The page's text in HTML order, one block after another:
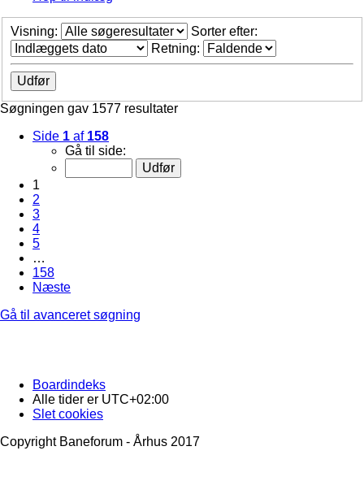
Visning:
Sorter efter:
Retning:
Søgningen gav 1577 resultater
Side 1 af 158
Gå til side:
1
2
3
4
5
…
158
Næste
Gå til avanceret søgning
Boardindeks
Alle tider er UTC+02:00
Slet cookies
Copyright Baneforum - Århus 2017